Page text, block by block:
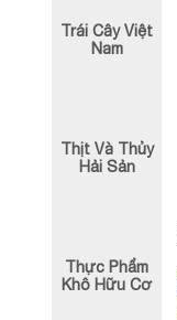
Trái Cây Việt
Nam
Thịt Và Thủy
Hải Sản
Thực Phẩm
Khô Hữu Cơ